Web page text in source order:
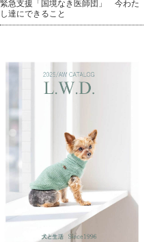
緊急支援「国境なき医師団」 今わた
し達にできること